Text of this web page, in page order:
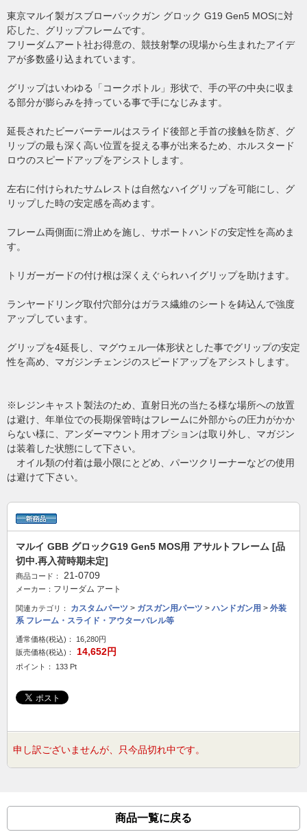
東京マルイ製ガスブローバックガン グロック G19 Gen5 MOSに対
応した、グリップフレームです。
フリーダムアート社お得意の、競技射撃の現場から生まれたアイデ
アが多数盛り込まれています。
グリップはいわゆる「コークボトル」形状で、手の平の中央に収ま
る部分が膨らみを持っている事で手になじみます。
延長されたビーバーテールはスライド後部と手首の接触を防ぎ、グ
リップの最も深く高い位置を捉える事が出来るため、ホルスタード
ロウのスピードアップをアシストします。
左右に付けられたサムレストは自然なハイグリップを可能にし、グ
リップした時の安定感を高めます。
フレーム両側面に滑止めを施し、サポートハンドの安定性を高めま
す。
トリガーガードの付け根は深くえぐられハイグリップを助けます。
ランヤードリング取付穴部分はガラス繊維のシートを鋳込んで強度
アップしています。
グリップを4延長し、マグウェル一体形状とした事でグリップの安定
性を高め、マガジンチェンジのスピードアップをアシストします。
※レジンキャスト製法のため、直射日光の当たる様な場所への放置
は避け、年単位での長期保管時はフレームに外部からの圧力がかか
らない様に、アンダーマウント用オプションは取り外し、マガジン
は装着した状態にして下さい。
オイル類の付着は最小限にとどめ、パーツクリーナーなどの使用
は避けて下さい。
マルイ GBB グロックG19 Gen5 MOS用 アサルトフレーム [品
切中.再入荷時期未定]
商品コード： 21-0709
メーカー： フリーダム アート
関連カテゴリ： カスタムパーツ > ガスガン用パーツ > ハンドガン用 > 外装
系 フレーム・スライド・アウターバレル等
通常価格(税込)：
16,280円
販売価格(税込)：
14,652円
ポイント： 133 Pt
申し訳ございませんが、只今品切れ中です。
商品一覧に戻る